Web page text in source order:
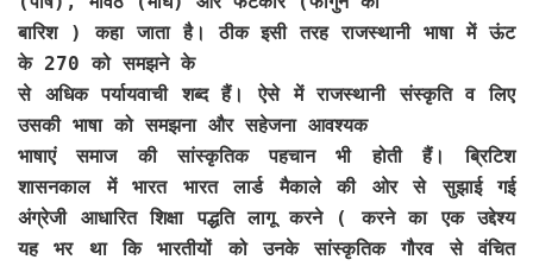
बारिश ) कहा जाता है। ठीक इसी तरह राजस्थानी भाषा में ऊंट
के 270 को समझने के
से अधिक पर्यायवाची शब्द हैं। ऐसे में राजस्थानी संस्कृति व लिए
उसकी भाषा को समझना और सहेजना आवश्यक
भाषाएं समाज की सांस्कृतिक पहचान भी होती हैं। ब्रिटिश
शासनकाल में भारत भारत लार्ड मैकाले की ओर से सुझाई गई
अंग्रेजी आधारित शिक्षा पद्धति लागू करने ( करने का एक उद्देश्य
यह भर था कि भारतीयों को उनके सांस्कृतिक गौरव से वंचित